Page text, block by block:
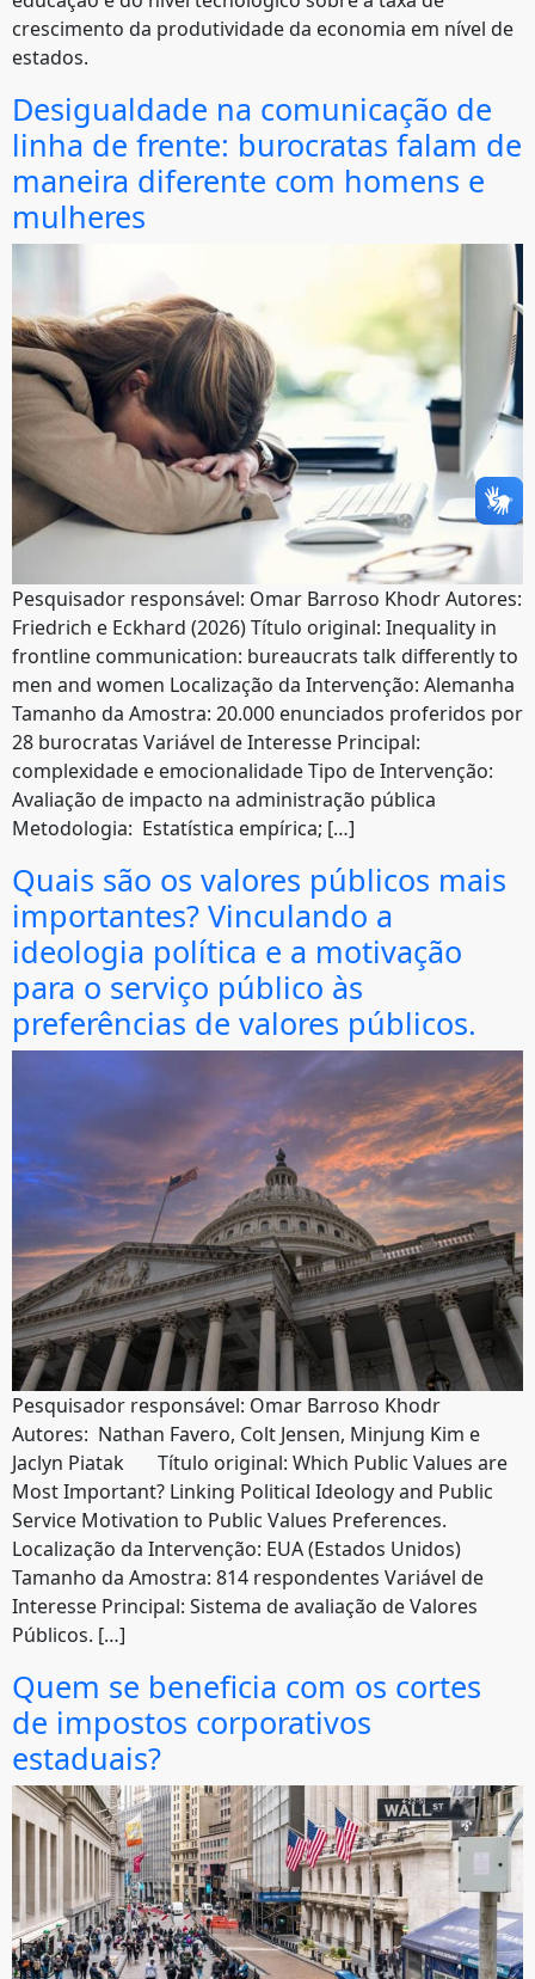
crescimento da produtividade da economia em nível de
estados.
Desigualdade na comunicação de
linha de frente: burocratas falam de
maneira diferente com homens e
mulheres
Pesquisador responsável: Omar Barroso Khodr Autores:
Friedrich e Eckhard (2026) Título original: Inequality in
frontline communication: bureaucrats talk differently to
men and women Localização da Intervenção: Alemanha
Tamanho da Amostra: 20.000 enunciados proferidos por
28 burocratas Variável de Interesse Principal:
complexidade e emocionalidade Tipo de Intervenção:
Avaliação de impacto na administração pública
Metodologia: Estatística empírica; […]
Quais são os valores públicos mais
importantes? Vinculando a
ideologia política e a motivação
para o serviço público às
preferências de valores públicos.
Pesquisador responsável: Omar Barroso Khodr
Autores: Nathan Favero, Colt Jensen, Minjung Kim e
Jaclyn Piatak Título original: Which Public Values are
Most Important? Linking Political Ideology and Public
Service Motivation to Public Values Preferences.
Localização da Intervenção: EUA (Estados Unidos)
Tamanho da Amostra: 814 respondentes Variável de
Interesse Principal: Sistema de avaliação de Valores
Públicos. […]
Quem se beneficia com os cortes
de impostos corporativos
estaduais?